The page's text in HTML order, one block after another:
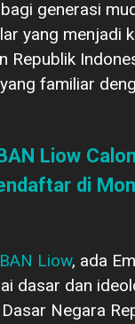
generasi
yang menjadi
Republik
familiar
Liow
di
Liow, ada
dasar dan
Negara